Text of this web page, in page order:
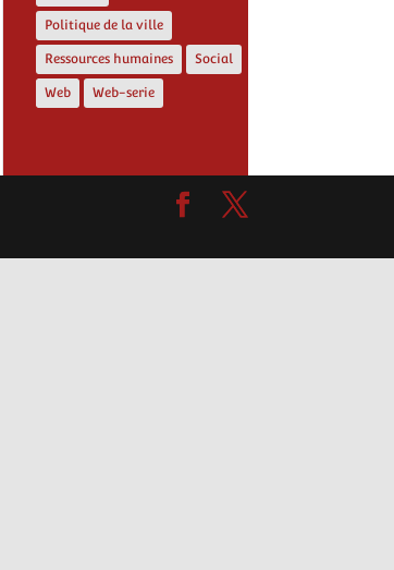
Politique de la ville
Ressources humaines Social
Web Web-serie